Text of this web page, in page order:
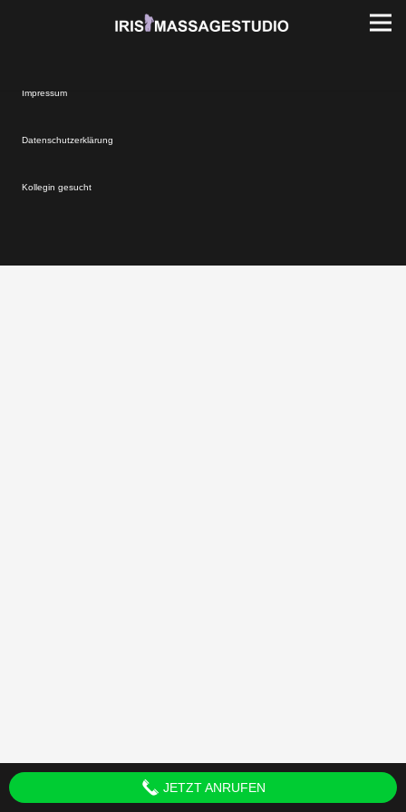
Impressum
Datenschutzerklärung
Kollegin gesucht
JETZT ANRUFEN